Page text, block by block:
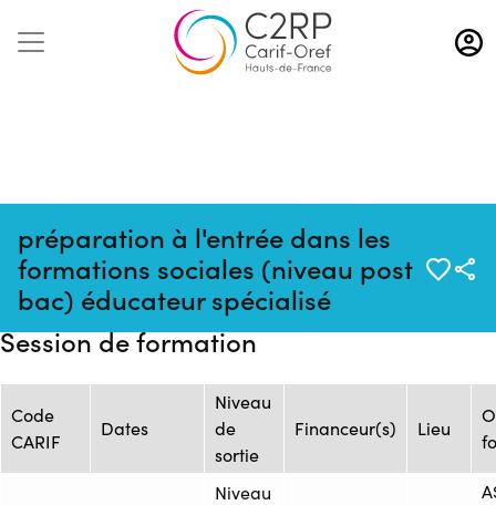
Aller
au
contenu
préparation à l'entrée dans les
formations sociales (niveau post
bac) éducateur spécialisé
Mise à jour
07/08/2026
Formation :
ONISEP_FOR.331_AF.91760_ELTENS.82664
Session de formation
Code
CARIF
Dates
Niveau
de
sortie
Financeur(s) Lieu
Niveau